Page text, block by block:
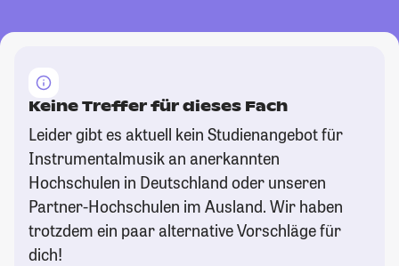
Keine Treffer für dieses Fach
Leider gibt es aktuell kein Studienangebot für
Instrumentalmusik an anerkannten
Hochschulen in Deutschland oder unseren
Partner-Hochschulen im Ausland. Wir haben
trotzdem ein paar alternative Vorschläge für
dich!